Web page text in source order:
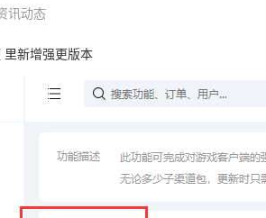
讯动态
里新增强更版本